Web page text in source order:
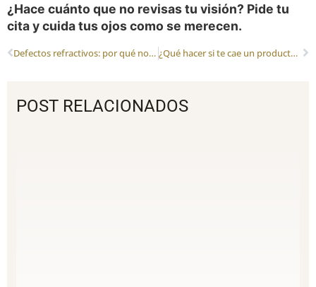
¿Hace cuánto que no revisas tu visión? Pide tu
cita y cuida tus ojos como se merecen.
Defectos refractivos: por qué no vemos bien y cómo solucionarlo ¿Qué hacer si te cae un producto químico en los ojos?
POST RELACIONADOS